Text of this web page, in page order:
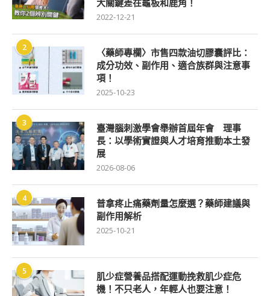
大關鍵差在龜板和鹿角！
2022-12-21
2
〈藥師專欄〉市售四款油切膠囊評比：
成分功效、副作用、適合族群與注意事
項！
2025-10-23
3
臺灣腦刺激學會舉辦首屆年會 理事
長：以學術實證與人才培育推動本土發
展
2026-08-06
4
普拿疼止痛藥劑量怎麼選？藥師建議與
副作用解析
2025-10-21
5
肌少症營養品搭配運動挽救肌少症危
機！不只老人，年輕人也要注意！